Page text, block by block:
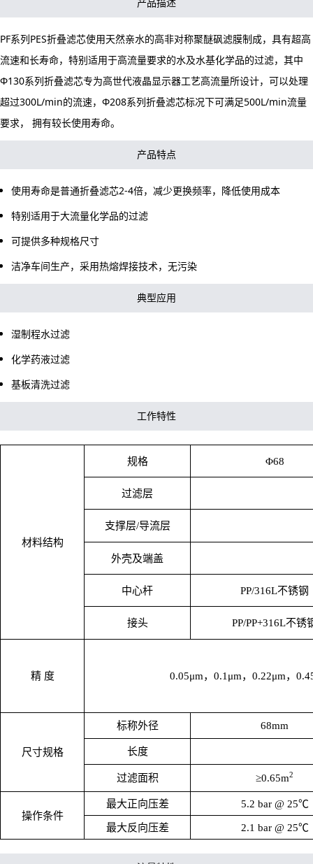
PF系列PES折叠滤芯使用天然亲水的高非对称聚醚砜滤膜制成，具有超高
流速和长寿命，特别适用于高流量要求的水及水基化学品的过滤，其中
Φ130系列折叠滤芯专为高世代液晶显示器工艺高流量所设计，可以处理
超过300L/min的流速，Φ208系列折叠滤芯标况下可满足500L/min流量
要求， 拥有较长使用寿命。
产品特点
使用寿命是普通折叠滤芯2-4倍，减少更换频率，降低使用成本
特别适用于大流量化学品的过滤
可提供多种规格尺寸
洁净车间生产，采用热熔焊接技术，无污染
典型应用
湿制程水过滤
化学药液过滤
基板清洗过滤
工作特性
材料结构
规格 Φ68
过滤层
支撑层/导流层
外壳及端盖
中心杆 PP/316L不锈钢
接头 PP/PP+316L不锈
精 度 0.05μm，0.1μm，0.22μm，
尺寸规格
标称外径 68mm
长度
过滤面积 ≥0.65m2
操作条件
最大正向压差 5.2 bar @ 25℃
最大反向压差 2.1 bar @ 25℃